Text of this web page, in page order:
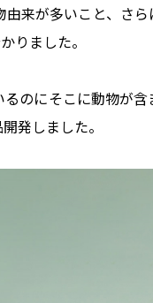
来が多いこと、さ
りました。
のにそこに動物が
発しました。